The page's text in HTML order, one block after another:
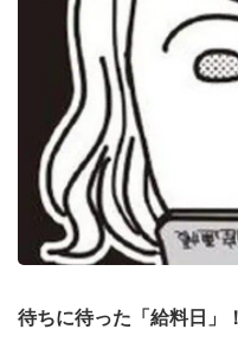
待ちに待った「給料日」